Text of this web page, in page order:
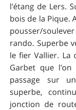
l'étang de Lers.
bois de la Pique.
pousser/
rando. Superbe
le fier Vallier. La
Garbet que
passage sur
superbe,
jonction de